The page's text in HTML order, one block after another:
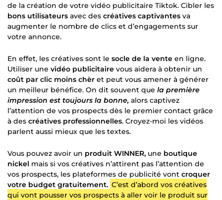
de la création de votre vidéo publicitaire Tiktok. Cibler les
bons utilisateurs avec des créatives captivantes va
augmenter le nombre de clics et d’engagements sur
votre annonce.
En effet, les créatives sont le socle de la vente en ligne.
Utiliser une vidéo publicitaire vous aidera à obtenir un
coût par clic moins chèr et peut vous amener à générer
un meilleur bénéfice. On dit souvent que la première
impression est toujours la bonne, alors captivez
l’attention de vos prospects dès le premier contact grâce
à des créatives professionnelles. Croyez-moi les vidéos
parlent aussi mieux que les textes.
Vous pouvez avoir un produit WINNER, une boutique
nickel mais si vos créatives n’attirent pas l’attention de
vos prospects, les plateformes de publicité vont croquer
votre budget gratuitement. C’est d’abord vos créatives
qui vont pousser vos prospects à aller voir le produit sur